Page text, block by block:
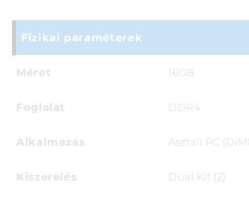
Fizikai paraméterek
Méret 16GB
Foglalat DDR4
Alkalmazás Asztali PC
Kiszerelés Dual Kit (2)